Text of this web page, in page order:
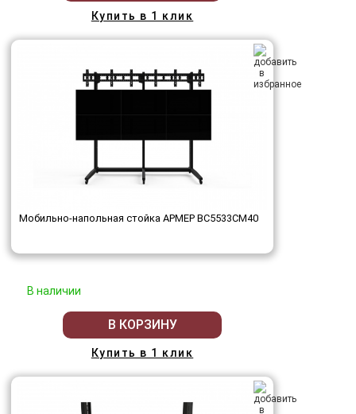
Купить в 1 клик
Мобильно-напольная стойка АРМЕР ВС5533СМ40
В наличии
В КОРЗИНУ
Купить в 1 клик